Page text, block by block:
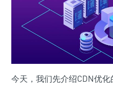
今天，我们先介绍CDN优化